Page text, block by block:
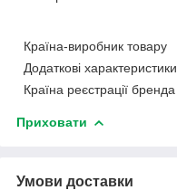
Країна-виробник товару
Додаткові характеристики
Країна реєстрації бренда
Приховати
Умови доставки